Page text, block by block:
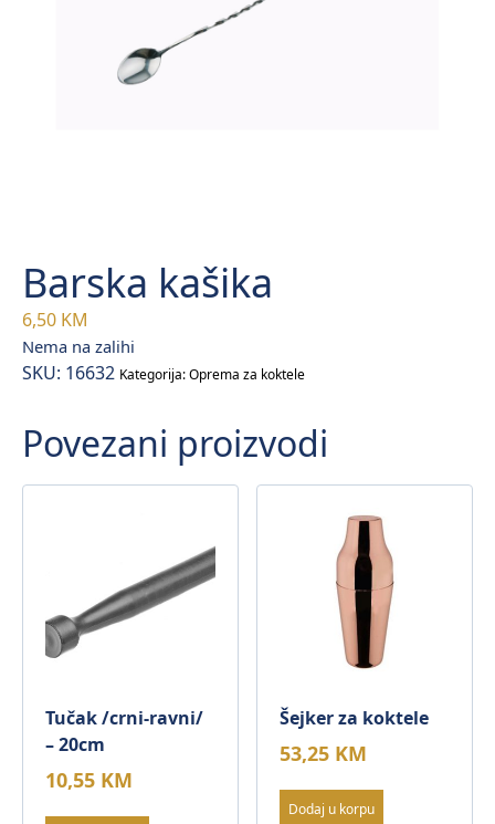
Barska kašika
6,50 KM
Nema na zalihi
SKU: 16632 Kategorija:Oprema za koktele
Povezani proizvodi
Tučak /crni-ravni/
– 20cm
10,55 KM
Šejker za koktele
53,25 KM
Dodaj u korpu